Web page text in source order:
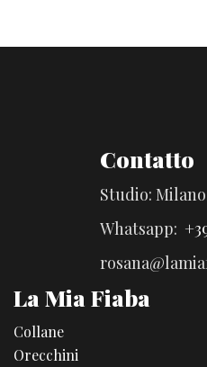
Contatto
Studio:
Whatsapp:
La Mia Fiaba
Collane
Orecchini